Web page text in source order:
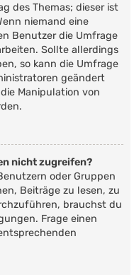
des Themas; dieser ist
niemand eine
Benutzer die Umfrage
Sollte allerdings
so kann die Umfrage
geändert
Manipulation von
nicht zugreifen?
oder Gruppen
Beiträge zu lesen, zu
brauchst du
Frage einen